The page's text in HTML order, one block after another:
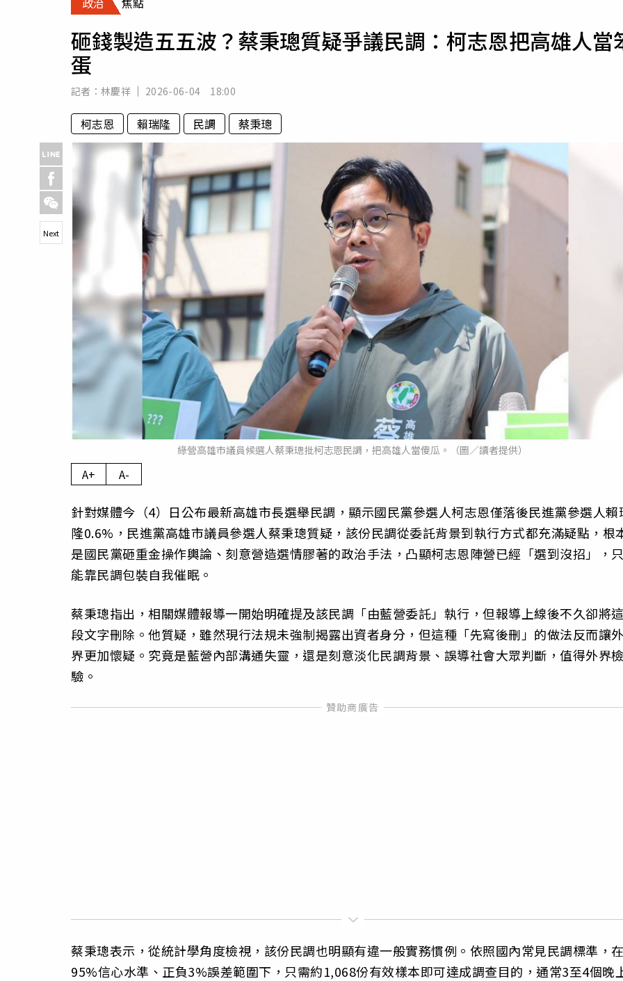
專欄
運勢
砸錢製造五五波？蔡秉璁質疑爭議民調：柯志恩把高雄人當
蛋
記者： 林慶祥 2026-06-04 18:00
柯志恩 賴瑞隆 民調 蔡秉璁
綠營高雄市議員候選人蔡秉璁批柯志恩民調，把高雄人當傻瓜。（圖／讀者提供）
Next
A+ A-
針對媒體今（4）日公布最新高雄市長選舉民調，顯示國民黨參選人柯志恩僅落後民進黨參選人賴
隆0.6%，民進黨高雄市議員參選人蔡秉璁質疑，該份民調從委託背景到執行方式都充滿疑點，根
是國民黨砸重金操作輿論、刻意營造選情膠著的政治手法，凸顯柯志恩陣營已經「選到沒招」，
能靠民調包裝自我催眠。
蔡秉璁指出，相關媒體報導一開始明確提及該民調「由藍營委託」執行，但報導上線後不久卻將
段文字刪除。他質疑，雖然現行法規未強制揭露出資者身分，但這種「先寫後刪」的做法反而讓
界更加懷疑。究竟是藍營內部溝通失靈，還是刻意淡化民調背景、誤導社會大眾判斷，值得外界
驗。
蔡秉璁表示，從統計學角度檢視，該份民調也明顯有違一般實務慣例。依照國內常見民調標準，
95%信心水準、正負3%誤差範圍下，只需約1,068份有效樣本即可達成調查目的，通常3至4個晚